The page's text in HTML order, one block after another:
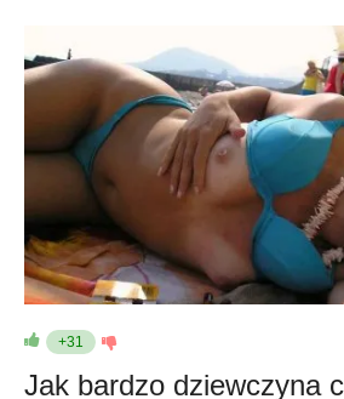
+31
Jak bardzo dziewczyna